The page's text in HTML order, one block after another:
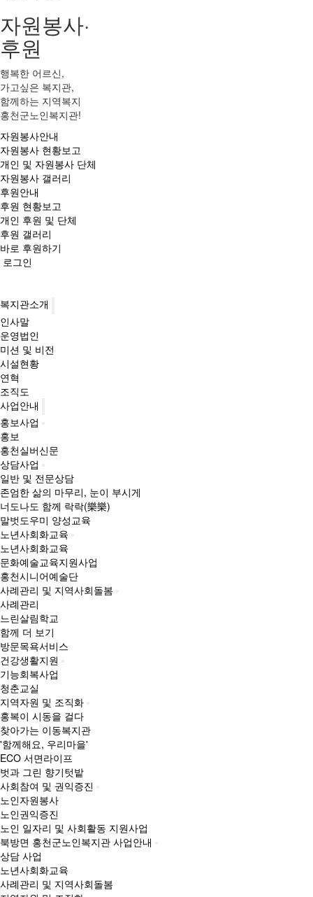
자원봉사·
후원
행복한 어르신,
가고싶은 복지관,
함께하는 지역복지
홍천군노인복지관!
자원봉사안내
자원봉사 현황보고
개인 및 자원봉사 단체
자원봉사 갤러리
후원안내
후원 현황보고
개인 후원 및 단체
후원 갤러리
바로 후원하기
로그인
복지관소개
인사말
운영법인
미션 및 비전
시설현황
연혁
조직도
사업안내
홍보사업
홍보
홍천실버신문
상담사업
일반 및 전문상담
존엄한 삶의 마무리, 눈이 부시게
너도나도 함께 락락(樂樂)
말벗도우미 양성교육
노년사회화교육
노년사회화교육
문화예술교육지원사업
홍천시니어예술단
사례관리 및 지역사회돌봄
사례관리
느린살림학교
함께 더 보기
방문목욕서비스
건강생활지원
기능회복사업
청춘교실
지역자원 및 조직화
홍복이 시동을 걸다
찾아가는 이동복지관
'함께해요, 우리마을'
ECO 서면라이프
벗과 그린 향기텃밭
사회참여 및 권익증진
노인자원봉사
노인권익증진
노인 일자리 및 사회활동 지원사업
북방면 홍천군노인복지관 사업안내
상담 사업
노년사회화교육
사례관리 및 지역사회돌봄